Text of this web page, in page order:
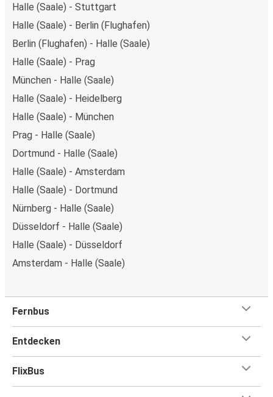
Halle (Saale) - Stuttgart
Halle (Saale) - Berlin (Flughafen)
Berlin (Flughafen) - Halle (Saale)
Halle (Saale) - Prag
München - Halle (Saale)
Halle (Saale) - Heidelberg
Halle (Saale) - München
Prag - Halle (Saale)
Dortmund - Halle (Saale)
Halle (Saale) - Amsterdam
Halle (Saale) - Dortmund
Nürnberg - Halle (Saale)
Düsseldorf - Halle (Saale)
Halle (Saale) - Düsseldorf
Amsterdam - Halle (Saale)
Fernbus
Entdecken
FlixBus